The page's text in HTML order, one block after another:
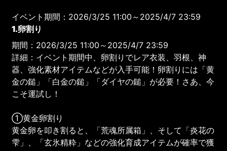
イベント期間：2026/3/25 11:00～2025/4/7 23:59
1.卵割り
期間：2026/3/25 11:00～2025/4/7 23:59
詳細：イベント期間中、卵割りでレア衣装、羽根、神
器、強化素材アイテムなどが入手可能！卵割りには「黄
金の鎚」「白金の鎚」「ダイヤの鎚」が必要！さあ、今
こそ運試し！
①黄金卵割り
黄金卵を叩き割ると、「荒魂所属箱」、そして「炎花の
雫」、「玄氷精粋」などの強化育成アイテムが確率で獲